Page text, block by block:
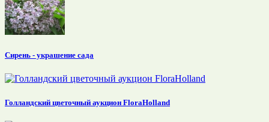
Сирень - украшение сада
Голландский цветочный аукцион FloraHolland